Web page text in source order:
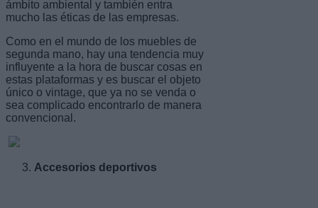
ámbito ambiental y también entra
mucho las éticas de las empresas.
Como en el mundo de los muebles de
segunda mano, hay una tendencia muy
influyente a la hora de buscar cosas en
estas plataformas y es buscar el objeto
único o vintage, que ya no se venda o
sea complicado encontrarlo de manera
convencional.
Accesorios deportivos